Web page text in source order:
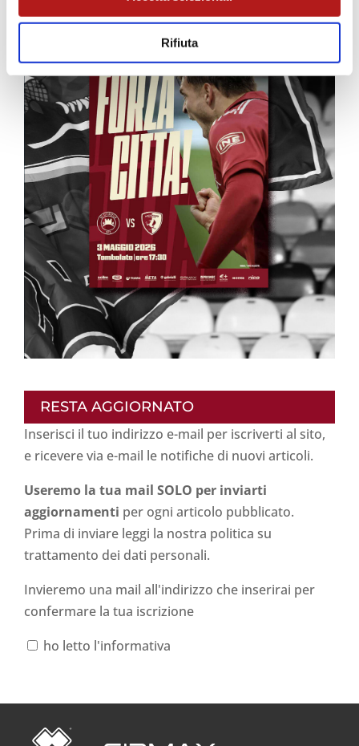
Rifiuta
RESTA AGGIORNATO
Inserisci il tuo indirizzo e-mail per iscriverti al sito,
e ricevere via e-mail le notifiche di nuovi articoli.
Useremo la tua mail SOLO per inviarti
aggiornamenti per ogni articolo pubblicato.
Prima di inviare leggi la nostra politica su
trattamento dei dati personali.
Invieremo una mail all'indirizzo che inserirai per
confermare la tua iscrizione
ho letto l'informativa